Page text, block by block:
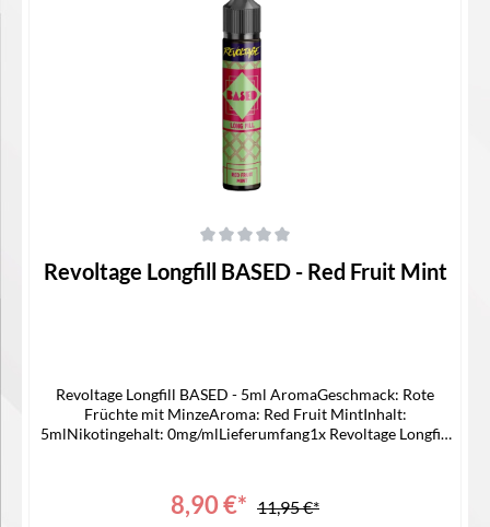
In den Warenkorb
Revoltage Longfill BASED - Red Fruit Mint
Revoltage Longfill BASED - 5ml AromaGeschmack: Rote
Früchte mit MinzeAroma: Red Fruit MintInhalt:
5mlNikotingehalt: 0mg/mlLieferumfang1x Revoltage Longfill
8,90 €* 11,95 €*